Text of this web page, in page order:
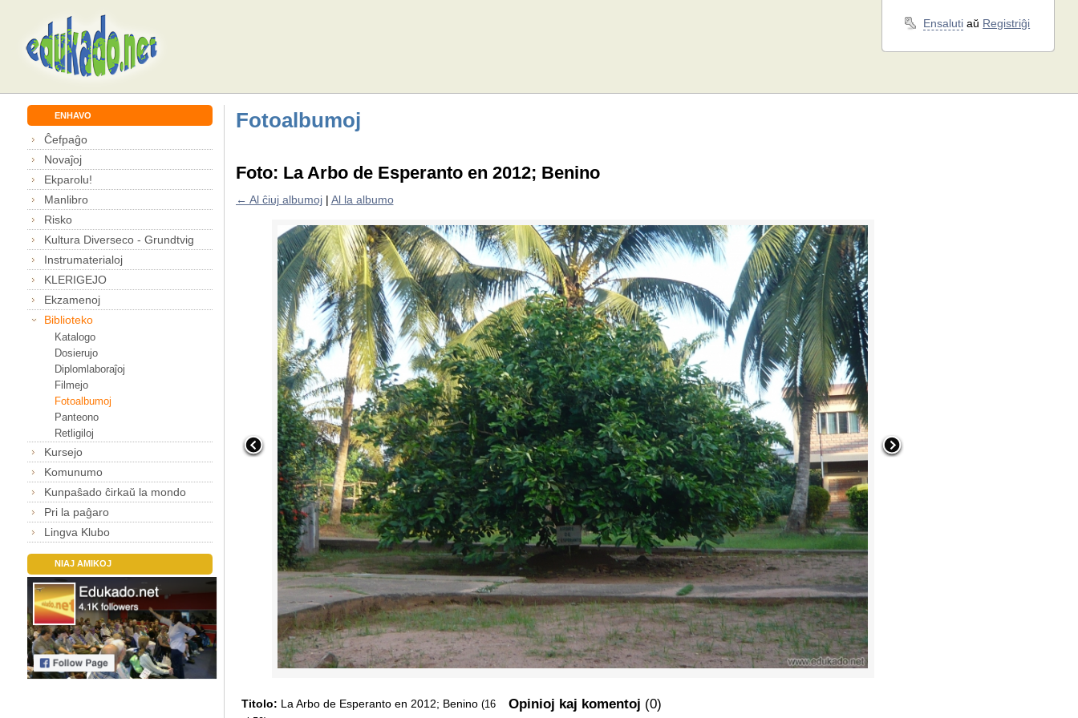
Ensaluti aŭ Registriĝi
ENHAVO
Ĉefpaĝo
Novaĵoj
Ekparolu!
Manlibro
Risko
Kultura Diverseco - Grundtvig
Instrumaterialoj
KLERIGEJO
Ekzamenoj
Biblioteko
Katalogo
Dosierujo
Diplomlaboraĵoj
Filmejo
Fotoalbumoj
Panteono
Retligiloj
Kursejo
Komunumo
Kunpaŝado ĉirkaŭ la mondo
Pri la paĝaro
Lingva Klubo
NIAJ AMIKOJ
Fotoalbumoj
Foto: La Arbo de Esperanto en 2012; Benino
← Al ĉiuj albumoj| Al la albumo
Titolo: La Arbo de Esperanto en 2012; Benino (16
Opinioj kaj komentoj (0)